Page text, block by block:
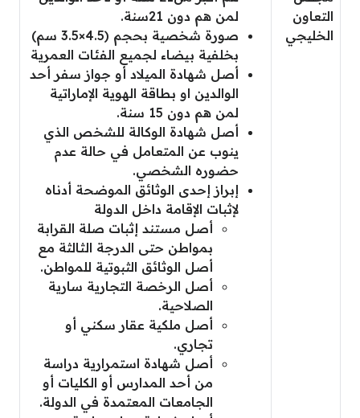
التعاون
الخليجي
لمن هم دون 21سنة.
صورة شخصية بحجم (4.5×3.5 سم)
بخلفية بيضاء لجميع الفئات العمرية
أصل شهادة الميلاد أو جواز سفر أحد
الوالدين او بطاقة الهوية الإماراتية
لمن هم دون 15 سنة.
أصل شهادة الوكالة للشخص الذي
ينوب عن المتعامل في حالة عدم
حضوره الشخصي.
إبراز إحدى الوثائق الموضحة أدناه
لإثبات الإقامة داخل الدولة
أصل مستند إثبات صلة القرابة
بمواطن حتى الدرجة الثالثة مع
أصل الوثائق الثبوتية للمواطن.
أصل الرخصة التجارية سارية
الصلاحية.
أصل ملكية عقار سكني أو
تجاري.
أصل شهادة استمرارية دراسة
من أحد المدارس أو الكليات أو
الجامعات المعتمدة في الدولة.